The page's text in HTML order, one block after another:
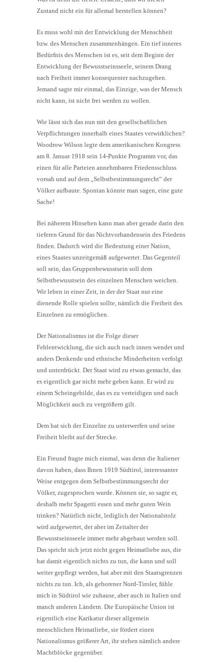
Zustand nicht ein für allemal herstellen können?
Es muss wohl mit der Entwicklung der Menschheit
bzw. des Menschen zusammenhängen. Ein tief inneres
Bedürfnis des Menschen ist es, seit dem Beginn der
Entwicklung der Bewusstseinsseele, seinem Drang
nach Freiheit immer konsequenter nachzugehen.
Jemand sagte mir einmal, das Einzige, was der Mensch
nicht kann, ist nicht frei werden zu wollen.
Wie lässt sich das nun mit den gesellschaftlichen
Verpflichtungen innerhalb eines Staates verwirklichen?
Woodrow Wilson legte dem amerikanischen Kongress
am 8. Januar 1918 sein 14-Punkte Programm vor, das
einen für alle Parteien annehmbaren Friedensschluss
vorsah und auf dem „Selbstbestimmungsrecht“ der
Völker aufbaute. Spontan könnte man sagen, eine gute
Sache!
Bei näherem Hinsehen kann man aber gerade darin den
tieferen Grund für das Nichtvorhandensein des Friedens
finden. Dadurch wird die Bedeutung einer Nation,
eines Staates unzeitgemäß aufgewertet. Das Gegenteil
soll sein, das Gruppenbewusstsein soll dem
Selbstbewusstsein des einzelnen Menschen weichen.
Wir leben in einer Zeit, in der der Staat nur eine
dienende Rolle spielen sollte, nämlich die Freiheit des
Einzelnen zu ermöglichen.
Der Nationalismus ist die Folge dieser
Fehlentwicklung, die sich auch nach innen wendet und
anders Denkende und ethnische Minderheiten verfolgt
und unterdrückt. Der Staat wird zu etwas gemacht, das
es eigentlich gar nicht mehr geben kann. Er wird zu
einem Scheingebilde, das es zu verteidigen und nach
Möglichkeit auch zu vergrößern gilt.
Dem hat sich der Einzelne zu unterwerfen und seine
Freiheit bleibt auf der Strecke.
Ein Freund fragte mich einmal, was denn die Italiener
davon haben, dass Ihnen 1919 Südtirol, interessanter
Weise entgegen dem Selbstbestimmungsrecht der
Völker, zugesprochen wurde. Können sie, so sagte er,
deshalb mehr Spagetti essen und mehr guten Wein
trinken? Natürlich nicht, lediglich der Nationalstolz
wird aufgewertet, der aber im Zeitalter der
Bewusstseinsseele immer mehr abgebaut werden soll.
Das spricht sich jetzt nicht gegen Heimatliebe aus, die
hat damit eigentlich nichts zu tun, die kann und soll
weiter gepflegt werden, hat aber mit den Staatsgrenzen
nichts zu tun. Ich, als geborener Nord-Tiroler, fühle
mich in Südtirol wie zuhause, aber auch in Italien und
manch anderen Ländern. Die Europäische Union ist
eigentlich eine Karikatur dieser allgemein
menschlichen Heimatliebe, sie fördert einen
Nationalismus größerer Art, ihr stehen nämlich andere
Machtblöcke gegenüber.